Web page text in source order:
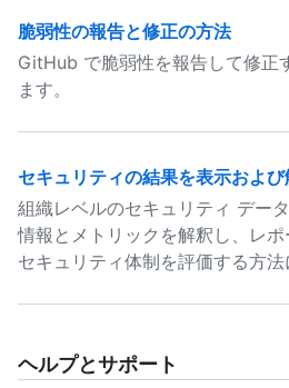
脆弱性の報告と修正の方法
GitHub で脆弱性を報告して修正
ます。
セキュリティの結果を表示およ
組織レベルのセキュリティ デー
情報とメトリックを解釈し、レ
セキュリティ体制を評価する方法
ヘルプとサポート